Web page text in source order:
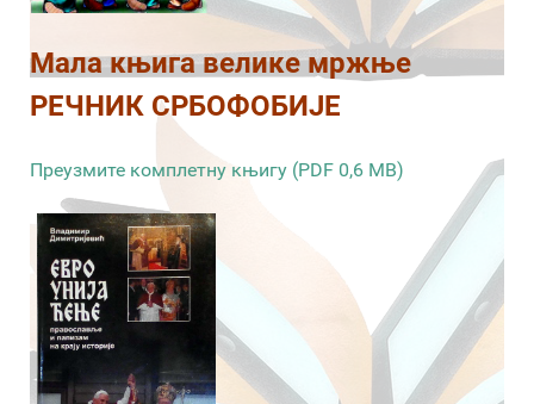
Мала књига велике мржње
РЕЧНИК СРБОФОБИЈЕ
Преузмите комплетну књигу (PDF 0,6 MB)